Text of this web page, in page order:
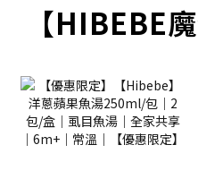
【HIBEBE